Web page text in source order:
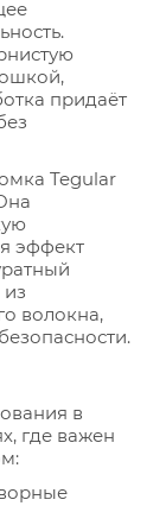
придаёт
Tegular
эффект
волокна,
в
где важен